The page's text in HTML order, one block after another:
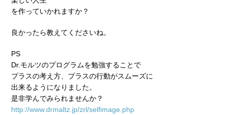
を作っていかれますか？
良かったら教えてくださいね。
PS
Dr.モルツのプログラムを勉強することで
プラスの考え方、プラスの行動がスムーズに
出来るようになりました。
是非学んでみられませんか？
http://www.drmaltz.jp/zrl/selfimage.php